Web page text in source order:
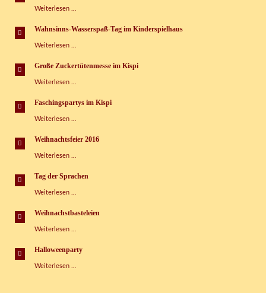
Kinderspielhaus
e.V.
Weiterlesen …
machen!
Wahnsinns-Wasserspaß-Tag im Kinderspielhaus
Weiterlesen …
Tag
Kinderspielhaus
Große Zuckertütenmesse im Kispi
Weiterlesen …
im
Faschingspartys im Kispi
Weiterlesen …
Kispi
Weihnachtsfeier 2016
Weiterlesen …
Tag der Sprachen
Weiterlesen …
Sprachen
Weihnachstbasteleien
Weiterlesen …
Halloweenparty
Weiterlesen …